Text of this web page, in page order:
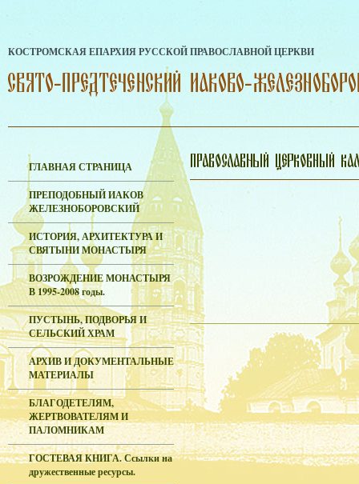
КОСТРОМСКАЯ ЕПАРХИЯ РУССКОЙ ПРАВОСЛАВНОЙ ЦЕРКВИ
ГЛАВНАЯ СТРАНИЦА
ПРЕПОДОБНЫЙ ИАКОВ
ЖЕЛЕЗНОБОРОВСКИЙ
ИСТОРИЯ, АРХИТЕКТУРА И
СВЯТЫНИ МОНАСТЫРЯ
ВОЗРОЖДЕНИЕ МОНАСТЫРЯ
В 1995-2008 годы.
ПУСТЫНЬ, ПОДВОРЬЯ И
СЕЛЬСКИЙ ХРАМ
АРХИВ И ДОКУМЕНТАЛЬНЫЕ
МАТЕРИАЛЫ
БЛАГОДЕТЕЛЯМ,
ЖЕРТВОВАТЕЛЯМ И
ПАЛОМНИКАМ
ГОСТЕВАЯ КНИГА. Ссылки на
дружественные ресурсы.